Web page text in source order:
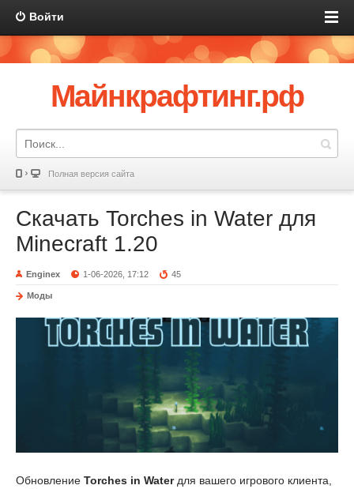
Войти
Майнкрафтинг.рф
Полная версия сайта
Скачать Torches in Water для
Minecraft 1.20
Enginex 1-06-2026, 17:12 45
Моды
Обновление Torches in Waterдля вашего игрового клиента,